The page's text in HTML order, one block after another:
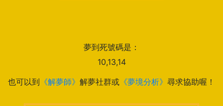
夢到死號碼是：
10,13,14
也可以到 《解夢師》 解夢社群或 《夢境分析》 尋求協助喔！